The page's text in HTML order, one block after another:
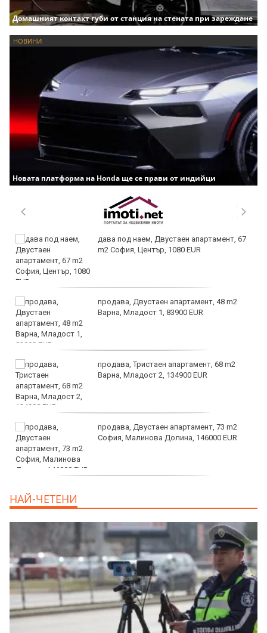
Домашният контакт губи от станция на стената при зареждане
НОВИНИ
Новата платформа на Honda ще се прави от индийци
дава под наем, Двустаен апартамент, 67
m2 София, Център, 1080 EUR
продава, Двустаен апартамент, 48 m2
Варна, Младост 1, 83900 EUR
продава, Тристаен апартамент, 68 m2
Варна, Младост 2, 134900 EUR
продава, Двустаен апартамент, 73 m2
София, Малинова Долина, 146000 EUR
НАЙ-ЧЕТЕНИ